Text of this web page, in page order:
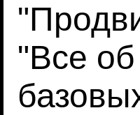
"Все об